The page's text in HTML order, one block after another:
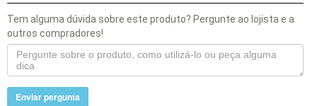
Tem alguma dúvida sobre este produto? Pergunte ao lojista e a
outros compradores!
Enviar pergunta